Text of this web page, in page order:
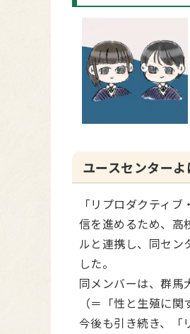
ユースセンター
「リプロダクティ
信を進めるため、高
ルと連携し、同セン
した。
同メンバーは、群馬
（＝「性と生殖に
今後も引き続き、「